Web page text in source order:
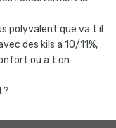
polyvalent que va t il
des kils a 10/11%,
ou a t on